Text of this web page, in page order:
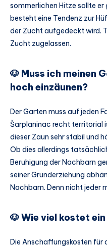
sommerlichen Hitze sollte
besteht eine Tendenz zur
der Zucht aufgedeckt wird.
Zucht zugelassen.
🐶 Muss ich meinen
hoch einzäunen?
Der Garten muss auf jeden
Šarplaninac recht territorial
dieser Zaun sehr stabil und
Ob dies allerdings
Beruhigung der Nachbarn
seiner Grunderziehung
Nachbarn. Denn nicht jeder
🐶 Wie viel kostet
Die Anschaffungskosten für